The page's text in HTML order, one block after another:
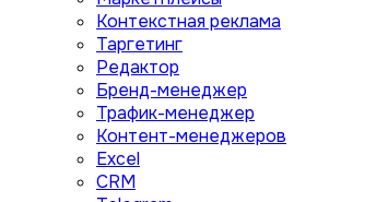
Контекстная реклама
Таргетинг
Редактор
Бренд-менеджер
Трафик-менеджер
Контент-менеджеров
Excel
CRM